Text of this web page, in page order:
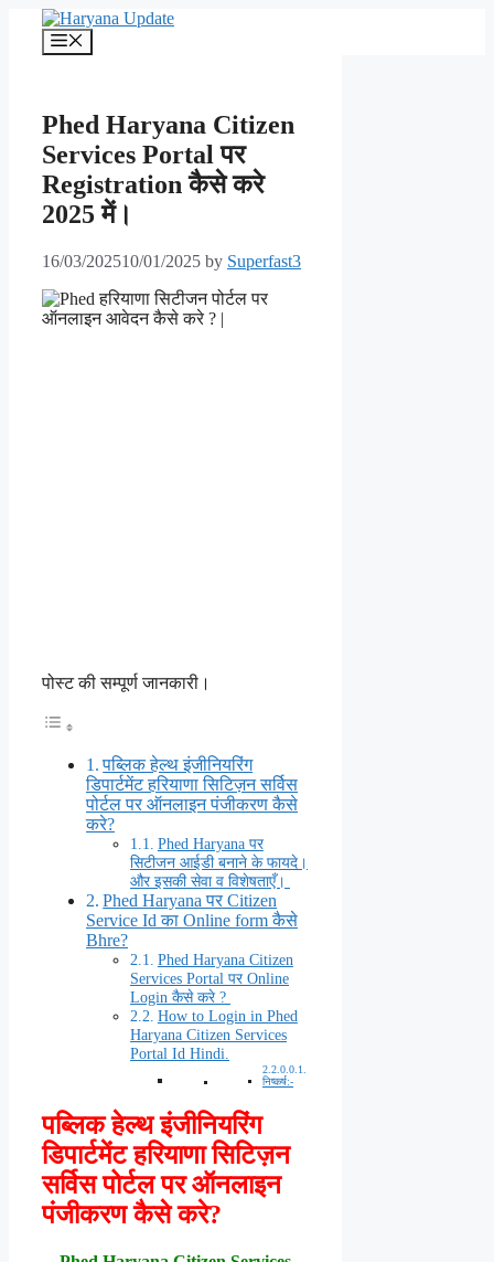
content
Phed Haryana Citizen
Services Portal पर
Registration कैसे करे
2025 में।
16/03/202510/01/2025 by Superfast3
पोस्ट की सम्पूर्ण जानकारी।
पब्लिक हेल्थ इंजीनियरिंग
डिपार्टमेंट हरियाणा सिटिज़न सर्विस
पोर्टल पर ऑनलाइन पंजीकरण कैसे
करे?
Phed Haryana पर
सिटीजन आईडी बनाने के फायदे।
और इसकी सेवा व विशेषताएँ।
Phed Haryana पर Citizen
Service Id का Online form कैसे
Bhre?
Phed Haryana Citizen
Services Portal पर Online
Login कैसे करे ?
How to Login in Phed
Haryana Citizen Services
Portal Id Hindi.
निष्कर्ष:-
पब्लिक हेल्थ इंजीनियरिंग
डिपार्टमेंट हरियाणा सिटिज़न
सर्विस पोर्टल पर ऑनलाइन
पंजीकरण कैसे करे?